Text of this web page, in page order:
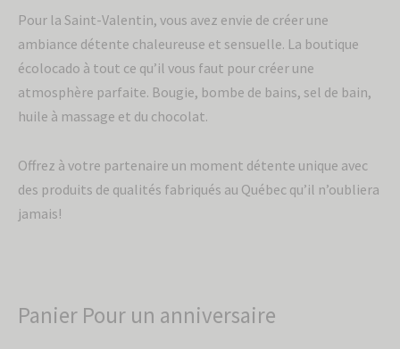
Pour la Saint-Valentin, vous avez envie de créer une
ambiance détente chaleureuse et sensuelle. La boutique
écolocado à tout ce qu’il vous faut pour créer une
atmosphère parfaite. Bougie, bombe de bains, sel de bain,
huile à massage et du chocolat.
Offrez à votre partenaire un moment détente unique avec
des produits de qualités fabriqués au Québec qu’il n’oubliera
jamais!
Panier Pour un anniversaire